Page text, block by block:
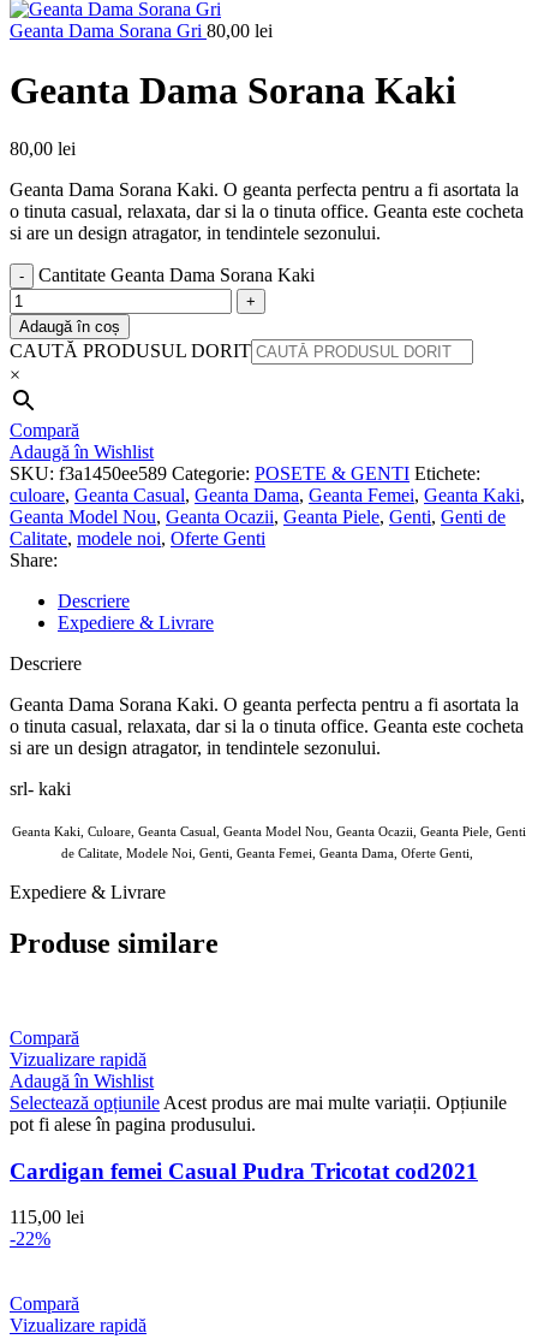
Geanta Dama Sorana Gri 80,00 lei
Geanta Dama Sorana Kaki
80,00 lei
Geanta Dama Sorana Kaki. O geanta perfecta pentru a fi asortata la
o tinuta casual, relaxata, dar si la o tinuta office. Geanta este cocheta
si are un design atragator, in tendintele sezonului.
Cantitate Geanta Dama Sorana Kaki
Adaugă în coș
CAUTĂ PRODUSUL DORIT
×
Compară
Adaugă în Wishlist
SKU: f3a1450ee589 Categorie: POSETE & GENTI Etichete:
culoare, Geanta Casual, Geanta Dama, Geanta Femei, Geanta Kaki,
Geanta Model Nou, Geanta Ocazii, Geanta Piele, Genti, Genti de
Calitate, modele noi, Oferte Genti
Share:
Descriere
Expediere & Livrare
Descriere
Geanta Dama Sorana Kaki. O geanta perfecta pentru a fi asortata la
o tinuta casual, relaxata, dar si la o tinuta office. Geanta este cocheta
si are un design atragator, in tendintele sezonului.
srl- kaki
Geanta Kaki, Culoare, Geanta Casual, Geanta Model Nou, Geanta Ocazii, Geanta Piele, Genti
de Calitate, Modele Noi, Genti, Geanta Femei, Geanta Dama, Oferte Genti,
Expediere & Livrare
Produse similare
Compară
Vizualizare rapidă
Adaugă în Wishlist
Selectează opțiunile Acest produs are mai multe variații. Opțiunile
pot fi alese în pagina produsului.
Cardigan femei Casual Pudra Tricotat cod2021
115,00 lei
-22%
Compară
Vizualizare rapidă